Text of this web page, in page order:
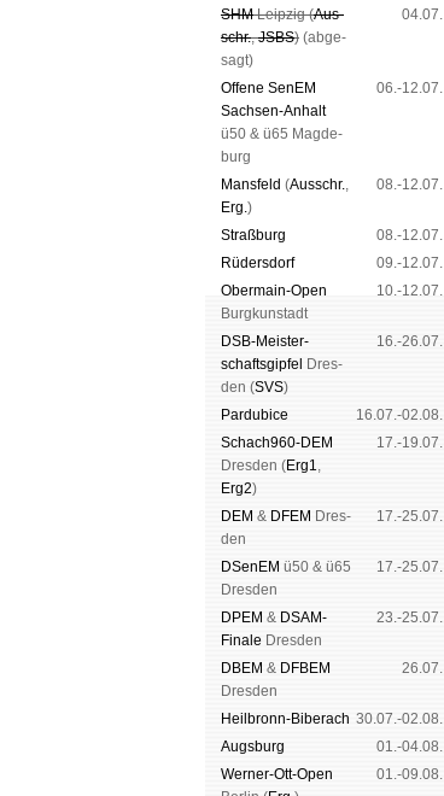
SHMLeip­zig (Aus­
schr.,JSBS) (ab­ge­
sagt)
04.07.
Offene SenEM
Sach­sen-An­halt
ü50 & ü65 Mag­de­
burg
06.-12.07.
Mans­feld (Aus­schr.,
Erg.)
08.-12.07.
Straß­burg
08.-12.07.
Rüders­dorf
09.-12.07.
Ober­main-Open
Burg­kun­stadt
10.-12.07.
DSB-Meister­
schafts­gipfel
Dres­
den (SVS)
16.-26.07.
Pardu­bice
16.07.-02.08.
Schach960-DEM
Dres­den (Erg1,
Erg2)
17.-19.07.
DEM & DFEM Dres­
den
17.-25.07.
DSenEM ü50 & ü65
Dres­den
17.-25.07.
DPEM & DSAM-
Finale Dres­den
23.-25.07.
DBEM & DFBEM
Dres­den
26.07.
Heil­bronn-Bi­ber­ach 30.07.-02.08.
Augs­burg
01.-04.08.
Werner-Ott-Open
01.-09.08.